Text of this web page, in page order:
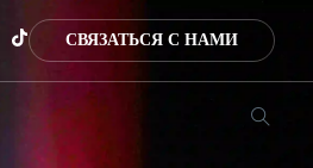
СВЯЗАТЬСЯ С НАМИ